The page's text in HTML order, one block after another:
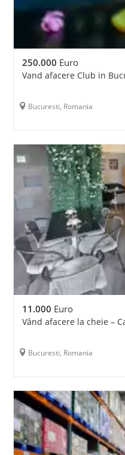
250.000 Euro
Vand afacere Club in
Bucuresti, Romania
11.000 Euro
Vând afacere la cheie –
Bucuresti, Romania